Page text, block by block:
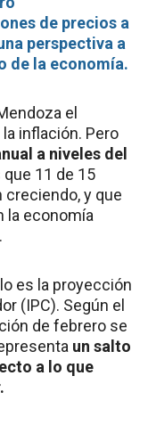
de precios a
perspectiva a
de la economía.
el
inflación. Pero
a niveles del
11 de 15
creciendo, y que
la economía
es la proyección
(IPC). Según el
de febrero se
un salto
a lo que